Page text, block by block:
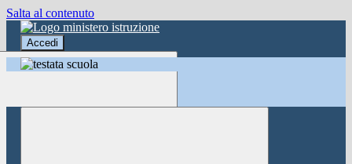
Salta al contenuto
Accedi
Accedi
button close ×